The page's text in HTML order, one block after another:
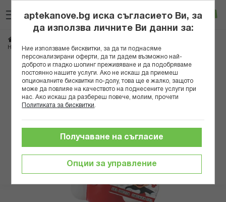
към
съдържанието
Вход
НАТУРАВЕРДЕ ДУШ ГЕЛ МИКИ МАУС - ИГРАЧКА 200МЛ
Преминете
края
aptekanove.bg иска съгласието Ви, за
да използва личните Ви данни за:
Ние използваме бисквитки, за да ти поднасяме
персонализирани оферти, да ти дадем възможно най-
доброто и гладко шопинг преживяване и да подобряваме
постоянно нашите услуги. Ако не искаш да приемеш
опционалните бисквитки по-долу, това ще е жалко, защото
може да повлияе на качеството на поднесените услуги при
нас. Ако искаш да разбереш повече, молим, прочети
Политиката за бисквитки
Опции за управление
Получаване на съгласие